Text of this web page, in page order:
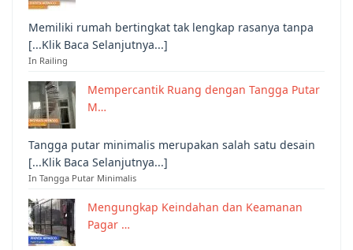
Memiliki rumah bertingkat tak lengkap rasanya tanpa
[...Klik Baca Selanjutnya...]
In Railing
Mempercantik Ruang dengan Tangga Putar
M…
Tangga putar minimalis merupakan salah satu desain
[...Klik Baca Selanjutnya...]
In Tangga Putar Minimalis
Mengungkap Keindahan dan Keamanan
Pagar …